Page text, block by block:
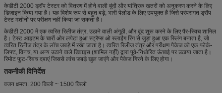
केडीटी 2000 ड्रॉप टेस्टर को वितरण में होने वाली बूंदों और यांत्रिक खतरों को अनुकरण करने के लिए
डिज़ाइन किया गया है। यह विशेष रूप से बहुत बड़े, भारी पेलोड के लिए उपयुक्त है जिसे परंपरागत ड्रॉप
टेस्ट मशीनों पर परीक्षण नहीं किया जा सकता है।
केडीटी 2000 में एक त्वरित रिलीज तंत्र, उठाने वाली अंगूठी, और बूंद शुरू करने के लिए पैर-स्विच शामिल
है। टेस्ट आइटम के चारों ओर लपेटा हुआ स्ट्रैप्स ओ स्लाईंग रिंग से जुड़ा हुआ एक स्लिंग बनाता है, जो
त्वरित रिलीज तंत्र के लॉच जबड़े में रखा जाता है। त्वरित रिलीज तंत्र और परीक्षण पैकेज को एक फोर्क-
लिफ्ट, विनच, या अन्य उठाने वाले डिवाइस (शामिल नहीं) द्वारा पूर्व-निर्धारित ऊंचाई पर उठाया जाता है।
रिमोट फुट-स्विच दबाएं जिससे लांच जबड़े खुल जाएंगे और पैकेज गिरने के लिए होगा।
तकनीकी विनिर्देश
वजन क्षमता: 200 किलो ~ 1500 किलो